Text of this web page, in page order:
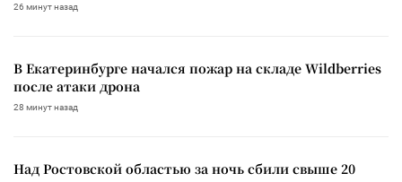
26 минут назад
В Екатеринбурге начался пожар на складе Wildberries
после атаки дрона
28 минут назад
Над Ростовской областью за ночь сбили свыше 20